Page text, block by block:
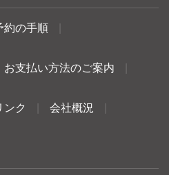
約の手順
お支払い方法のご案内
ンク 会社概況